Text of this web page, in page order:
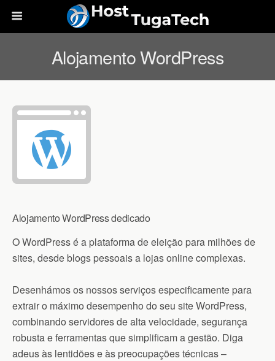
Alojamento WordPress
Alojamento WordPress dedicado
O WordPress é a plataforma de eleição para milhões de
sites, desde blogs pessoais a lojas online complexas.
Desenhámos os nossos serviços especificamente para
extrair o máximo desempenho do seu site WordPress,
combinando servidores de alta velocidade, segurança
robusta e ferramentas que simplificam a gestão. Diga
adeus às lentidões e às preocupações técnicas –